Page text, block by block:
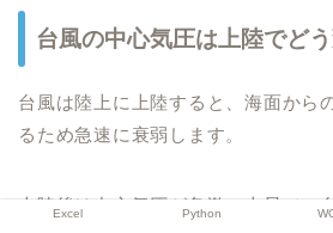
台風の中心気圧は上陸でど
台風は陸上に上陸すると、海面から
るため急速に衰弱します。
上陸後は中心気圧が急激に上昇（＝
Excel Python